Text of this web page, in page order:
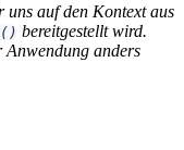
uns auf den Kontext aus
bereitgestellt wird.
Anwendung anders